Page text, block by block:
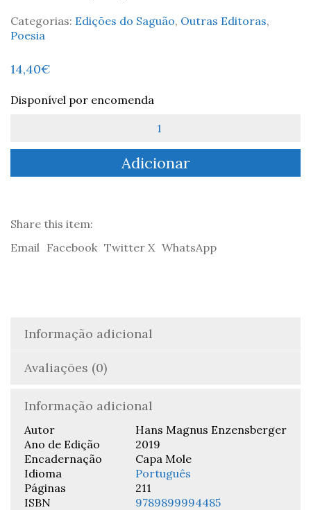
Categorias: Edições do Saguão, Outras Editoras,
Poesia
14,40€
Disponível por encomenda
66
-
Enzensberger
Adicionar
Share this item:
Email Facebook Twitter X WhatsApp
Informação adicional
Avaliações (0)
Informação adicional
Autor
Hans Magnus Enzensberger
Ano de Edição
2019
Encadernação
Capa Mole
Idioma
Português
Páginas
211
ISBN
9789899994485